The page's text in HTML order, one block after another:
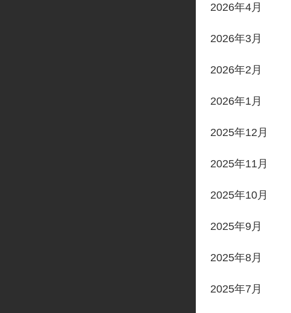
2026年4月
2026年3月
2026年2月
2026年1月
2025年12月
2025年11月
2025年10月
2025年9月
2025年8月
2025年7月